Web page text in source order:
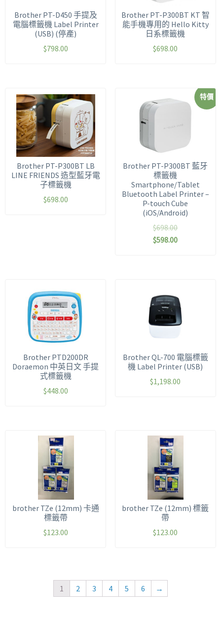
Brother PT-D450 手提及
電腦標籤機 Label Printer
(USB) (停產)
$798.00
Brother PT-P300BT KT 智
能手機專用的 Hello Kitty
日系標籤機
$698.00
Brother PT-P300BT LB
LINE FRIENDS 造型藍牙電
子標籤機
$698.00
特價
Brother PT-P300BT 藍牙
標籤機
Smartphone/Tablet
Bluetooth Label Printer –
P-touch Cube
(iOS/Android)
$698.00
$598.00
Brother PTD200DR
Doraemon 中英日文 手提
式標籤機
$448.00
Brother QL-700 電腦標籤
機 Label Printer (USB)
$1,198.00
brother TZe (12mm) 卡通
標籤帶
$123.00
brother TZe (12mm) 標籤
帶
$123.00
1 2 3 4 5 6 →